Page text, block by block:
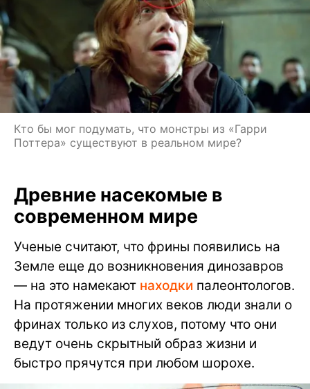
Кто бы мог подумать, что монстры из «Гарри
Поттера» существуют в реальном мире?
Древние насекомые в
современном мире
Ученые считают, что фрины появились на
Земле еще до возникновения динозавров
— на это намекают находки палеонтологов.
На протяжении многих веков люди знали о
фринах только из слухов, потому что они
ведут очень скрытный образ жизни и
быстро прячутся при любом шорохе.